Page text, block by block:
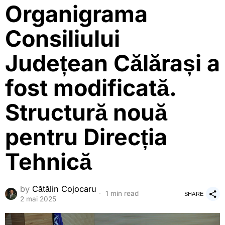
Organigrama
Consiliului
Județean Călărași a
fost modificată.
Structură nouă
pentru Direcția
Tehnică
by Cătălin Cojocaru
2 mai 2025
1 min read SHARE